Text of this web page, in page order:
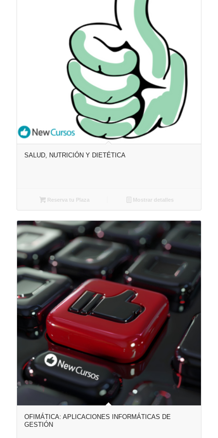
SALUD, NUTRICIÓN Y DIETÉTICA
Reserva tu Plaza Mostrar detalles
OFIMÁTICA: APLICACIONES INFORMÁTICAS DE
GESTIÓN